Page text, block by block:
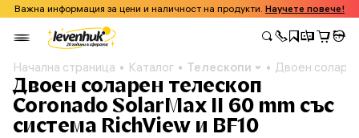
Важна информация за цени и наличност на продукти. Научете повече!
Начална страница Каталог Телескопи Двоен
Двоен соларен телескоп
Coronado SolarMax II 60 mm със
система RichView и BF10